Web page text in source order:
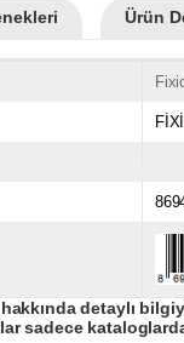
Ürün
detaylı
sadece